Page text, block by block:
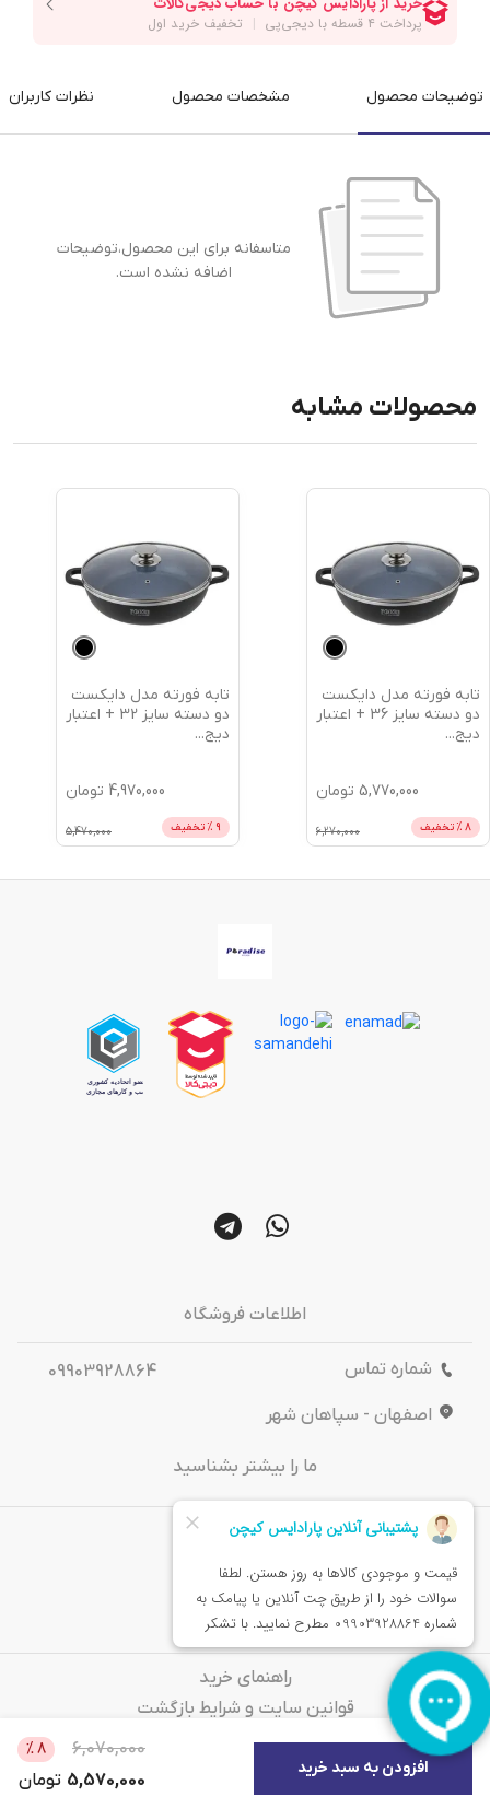
افزودن به سبد خرید
6,070,000
8
%
5,570,000 تومان
توضیحات محصول مشخصات محصول نظرات کاربران
متاسفانه برای این محصول،توضیحات
اضافه نشده است.
محصولات مشابه
تابه فورته مدل دایکست
دو دسته سایز 36 + اعتبار
دیج...
5,770,000 تومان
8 % تخفیف 6,270,000
تابه فورته مدل دایکست
دو دسته سایز 32 + اعتبار
دیج...
4,970,000 تومان
9 % تخفیف 5,470,000
اطلاعات فروشگاه
شماره تماس
09903928864
اصفهان - سپاهان شهر
ما را بیشتر بشناسید
درباره‌ ما
تماس باما
خدمات مشتریان
راهنمای خرید
قوانین سایت و شرایط بازگشت
سوالات متداول